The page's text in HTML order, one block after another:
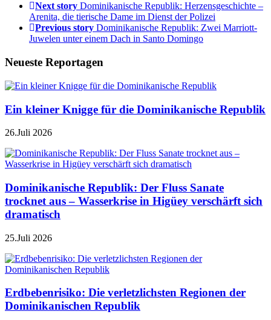
Next story Dominikanische Republik: Herzensgeschichte –
Arenita, die tierische Dame im Dienst der Polizei
Previous story Dominikanische Republik: Zwei Marriott-
Juwelen unter einem Dach in Santo Domingo
Neueste Reportagen
Ein kleiner Knigge für die Dominikanische Republik
26.Juli 2026
Dominikanische Republik: Der Fluss Sanate
trocknet aus – Wasserkrise in Higüey verschärft sich
dramatisch
25.Juli 2026
Erdbebenrisiko: Die verletzlichsten Regionen der
Dominikanischen Republik